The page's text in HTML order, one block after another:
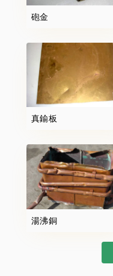
砲金
真鍮板
湯沸銅